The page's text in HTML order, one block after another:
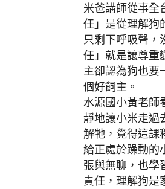
米爸講師從事全
任」是從理解狗
只剩下呼吸聲，
任」就是讓尊重
主卻認為狗也要
個好飼主。
水源國小黃老師
靜地讓小米走過
解牠，覺得這課
給正處於躁動的
張與無聊，也學
責任，理解狗是